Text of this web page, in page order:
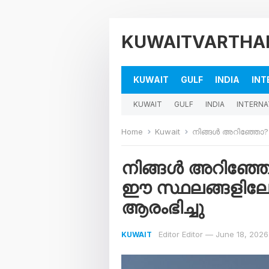
KUWAIT GULF INDIA
KUWAIT GULF INDIA
Home Kuwait നിങ്ങൾ അറിഞ്ഞോ?
നിങ്ങൾ
ഈ
ആരംഭിച്ചു
KUWAIT Editor Editor — June 18, 2026